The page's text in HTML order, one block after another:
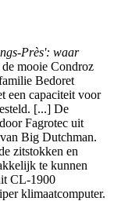
Près': waar
mooie Condroz
Bedoret
een capaciteit voor
[...] De
Fagrotec uit
Big Dutchman.
zitstokken en
te kunnen
CL-1900
klimaatcomputer.